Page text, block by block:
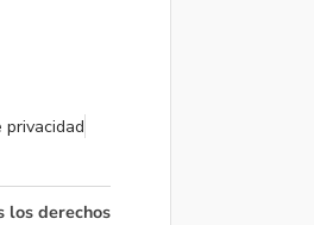
privacidad
los derechos